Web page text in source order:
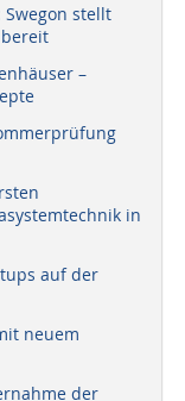
stellt
bereit
–
in
auf der
neuem
der